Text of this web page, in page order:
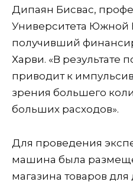
Дипаян Бисвас,
Университета Южной
получивший
Харви. «В результате
приводит к
зрения большего
больших расходов».
Для проведения
машина была
магазина товаров для